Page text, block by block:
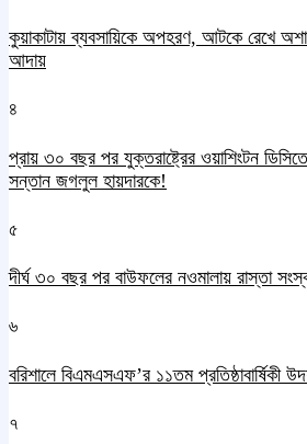
কুয়াকাটায় ব্যবসায়িকে অপহরণ, আটকে রেখে
আদায়
৪
প্রায় ৩০ বছর পর যুক্তরাষ্ট্রের ওয়াশিংটন ডিসিতে
সন্তান জগলুল হায়দারকে!
৫
দীর্ঘ ৩০ বছর পর বাউফলের নওমালায় রাস্তা
৬
বরিশালে বিএমএসএফ’র ১১তম প্রতিষ্ঠাবার্ষিকী
৭